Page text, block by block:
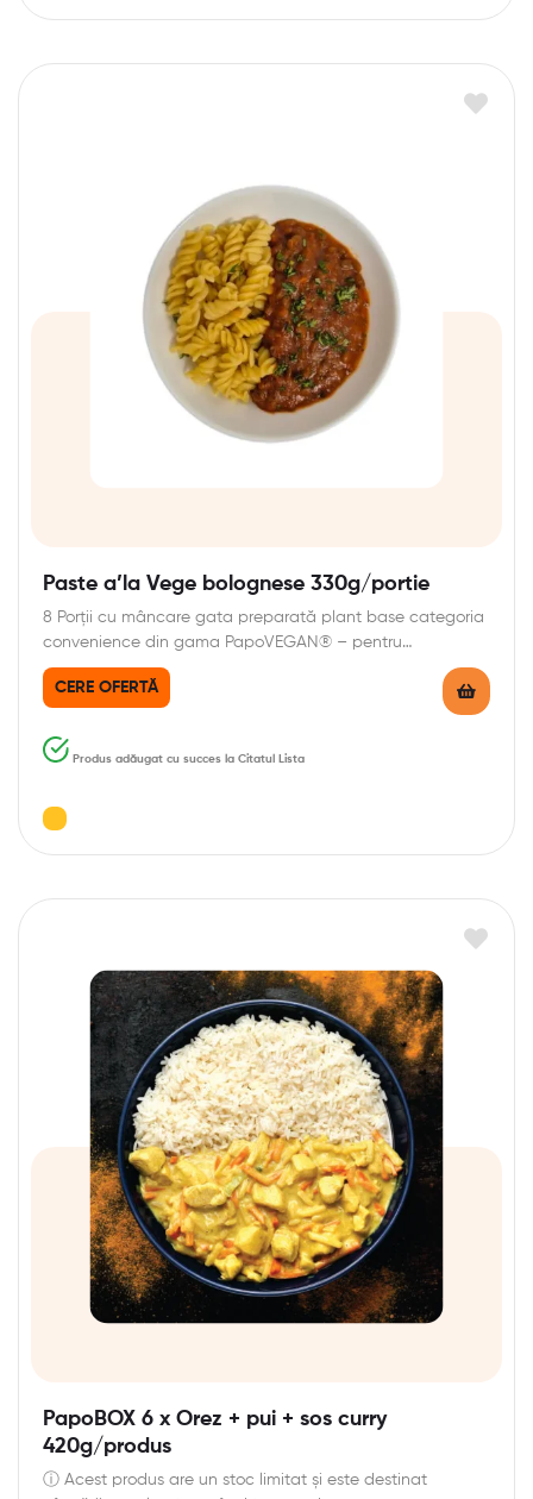
Paste a’la Vege bolognese 330g/portie
8 Porții cu mâncare gata preparată plant base categoria
convenience din gama PapoVEGAN® – pentru…
CERE OFERTĂ
Produs adăugat cu succes la Citatul Lista
PapoBOX 6 x Orez + pui + sos curry
420g/produs
ⓘ Acest produs are un stoc limitat și este destinat